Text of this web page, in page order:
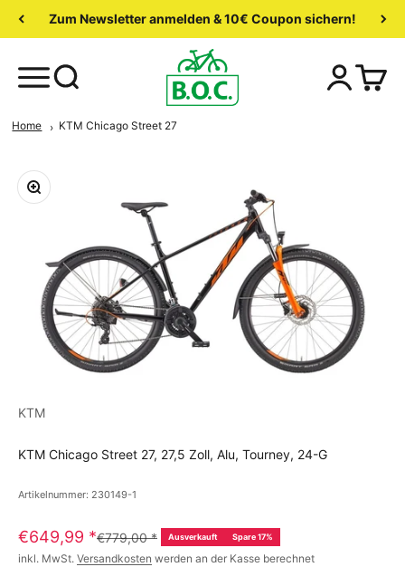
Zum Newsletter anmelden & 10€ Coupon sichern!
Home KTM Chicago Street 27
KTM
KTM Chicago Street 27, 27,5 Zoll, Alu, Tourney, 24-G
Artikelnummer: 230149-1
€649,99 *€779,00* Ausverkauft Spare 17%
inkl. MwSt. Versandkosten werden an der Kasse berechnet